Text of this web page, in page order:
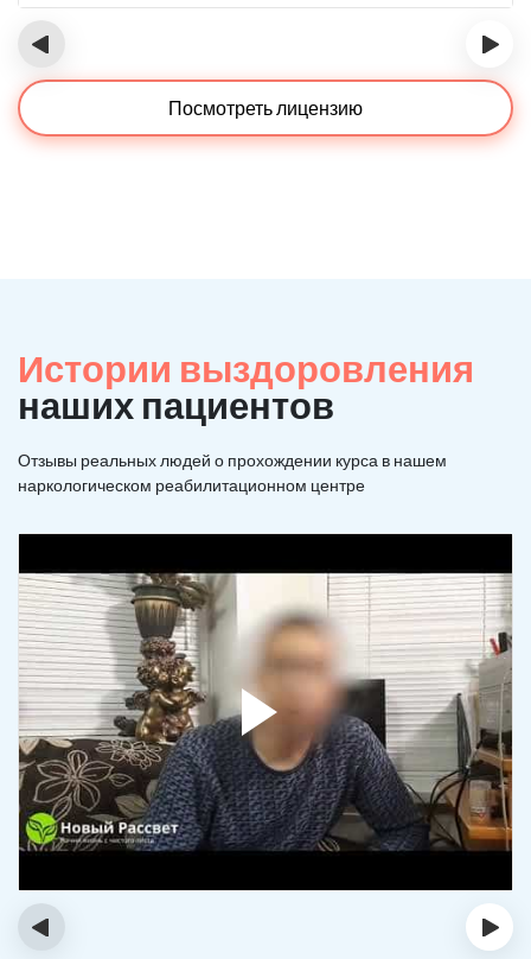
‹ ›
Посмотреть лицензию
Истории выздоровления
наших пациентов
Отзывы реальных людей о прохождении курса в нашем
наркологическом реабилитационном центре
‹ ›